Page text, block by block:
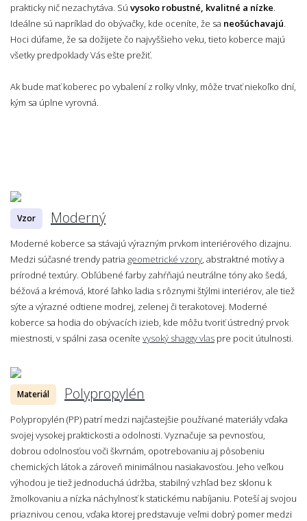
prakticky nič nezachytáva. Sú vysoko robustné, kvalitné a nízke
Ideálne sú napríklad do obývačky, kde oceníte, že sa neošúchavajú
Hoci dúfame, že sa dožijete čo najvyššieho veku, tieto koberce majú
všetky predpoklady Vás ešte prežiť.
Ak bude mať koberec po vybalení z rolky vlnky, môže trvať niekoľko dní,
kým sa úplne vyrovná.
Vzor Moderný
Moderné koberce sa stávajú výrazným prvkom interiérového dizajnu.
Medzi súčasné trendy patria geometrické vzory , abstraktné motívy a
prírodné textúry. Obľúbené farby zahŕňajú neutrálne tóny ako šedá,
béžová a krémová, ktoré ľahko ladia s rôznymi štýlmi interiérov, ale tiež
sýte a výrazné odtiene modrej, zelenej či terakotovej. Moderné
koberce sa hodia do obývacích izieb, kde môžu tvoriť ústredný prvok
miestnosti, v spálni zasa oceníte vysoký shaggy vlas pre pocit útulnosti.
Materiál Polypropylén
Polypropylén (PP) patrí medzi najčastejšie používané materiály vďaka
svojej vysokej praktickosti a odolnosti. Vyznačuje sa pevnosťou,
dobrou odolnosťou voči škvrnám, opotrebovaniu aj pôsobeniu
chemických látok a zároveň minimálnou nasiakavosťou. Jeho veľkou
výhodou je tiež jednoduchá údržba, stabilný vzhľad bez sklonu k
žmolkovaniu a nízka náchylnosť k statickému nabíjaniu. Poteší aj svojou
priaznivou cenou, vďaka ktorej predstavuje veľmi dobrý pomer medzi